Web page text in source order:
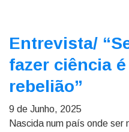
Entrevista/
fazer ciência
rebelião”
9 de Junho, 2025
Nascida num país onde ser